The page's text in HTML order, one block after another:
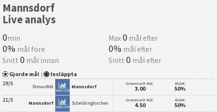
Mannsdorf
Live analys
0min Max 0 mål efter
0% mål före 0% mål efter
Snitt 0 mål innan Snitt 0 mål efter
Gjorde mål | Insläppta
29/5 Donaufeld
Statistik
Mannsdorf Genomsnitt Mål:
3.00
BLGM:
50%
21/5 Mannsdorf
Statistik
Scheiblingkirchen Genomsnitt Mål:
4.50
BLGM:
50%